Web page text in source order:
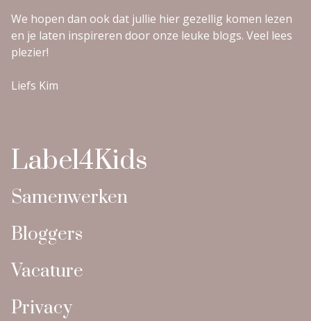
We hopen dan ook dat jullie hier gezellig komen lezen
en je laten inspireren door onze leuke blogs. Veel lees
plezier!
Liefs Kim
Label4Kids
Samenwerken
Bloggers
Vacature
Privacy